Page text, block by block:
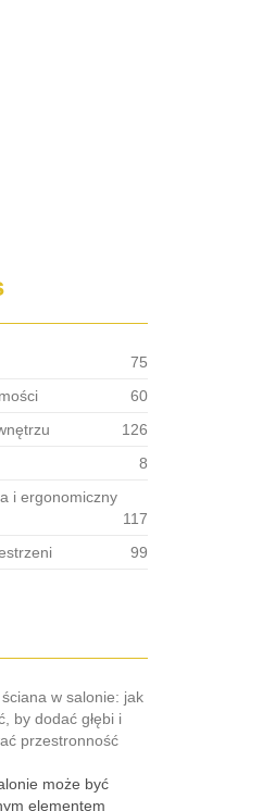
75
60
126
8
i ergonomiczny
117
99
w salonie: jak
by dodać głębi i
przestronność
może być
elementem